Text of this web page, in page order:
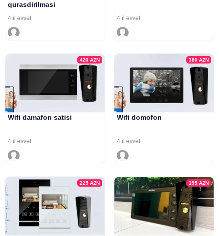
qurasdirilmasi
4 il əvvəl 4 il əvvəl
420AZN
Wifi damafon satisi
4 il əvvəl
380 AZN
Wifi domofon
4 il əvvəl
225AZN 195 AZN